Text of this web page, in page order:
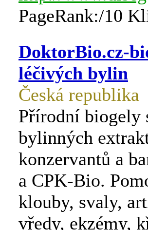
PageRank:/10
DoktorBio.cz-
léčivých bylin
Česká republika
Přírodní biogely
bylinných
konzervantů a
a CPK-Bio.
klouby, svaly,
vředy, ekzémy,